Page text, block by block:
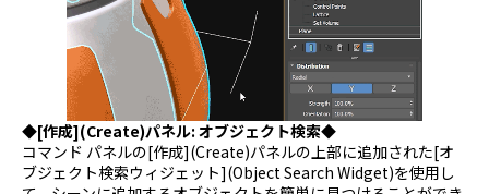
◆[作成](Create)パネル: オブジェクト検索◆
コマンド パネルの[作成](Create)パネルの上部に追加された[オ
ブジェクト検索ウィジェット](Object Search Widget)を使用し